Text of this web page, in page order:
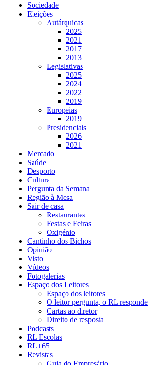
Sociedade
Eleições
Autárquicas
2025
2021
2017
2013
Legislativas
2025
2024
2022
2019
Europeias
2019
Presidenciais
2026
2021
Mercado
Saúde
Desporto
Cultura
Pergunta da Semana
Região à Mesa
Sair de casa
Restaurantes
Festas e Feiras
Oxigénio
Cantinho dos Bichos
Opinião
Visto
Vídeos
Fotogalerias
Espaço dos Leitores
Espaço dos leitores
O leitor pergunta, o RL responde
Cartas ao diretor
Direito de resposta
Podcasts
RL Escolas
RL+65
Revistas
Guia do Empresário